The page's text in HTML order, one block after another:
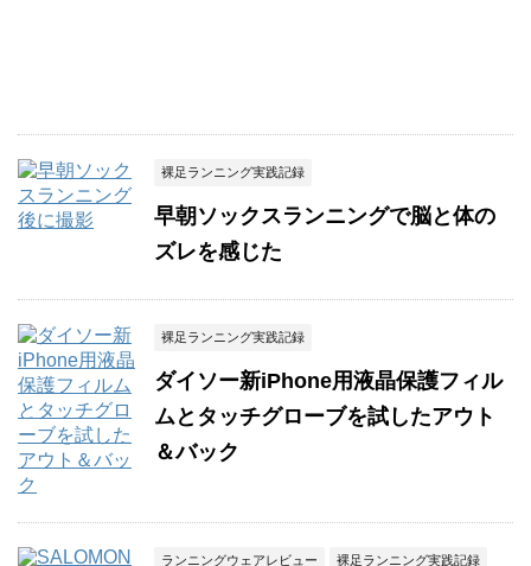
裸足ランニング実践記録
早朝ソックスランニングで脳と体の
ズレを感じた
裸足ランニング実践記録
ダイソー新iPhone用液晶保護フィル
ムとタッチグローブを試したアウト
＆バック
ランニングウェアレビュー 裸足ランニング実践記録